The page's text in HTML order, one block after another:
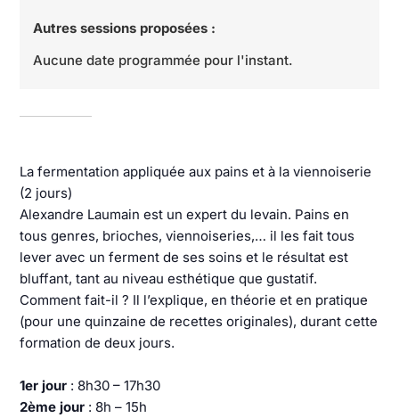
Autres sessions proposées :
Aucune date programmée pour l'instant.
La fermentation appliquée aux pains et à la viennoiserie
(2 jours)
Alexandre Laumain est un expert du levain. Pains en
tous genres, brioches, viennoiseries,… il les fait tous
lever avec un ferment de ses soins et le résultat est
bluffant, tant au niveau esthétique que gustatif.
Comment fait-il ? Il l’explique, en théorie et en pratique
(pour une quinzaine de recettes originales), durant cette
formation de deux jours.
1er jour : 8h30 – 17h30
2ème jour : 8h – 15h